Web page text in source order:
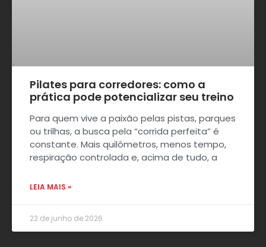
Pilates para corredores: como a
prática pode potencializar seu treino
Para quem vive a paixão pelas pistas, parques
ou trilhas, a busca pela “corrida perfeita” é
constante. Mais quilômetros, menos tempo,
respiração controlada e, acima de tudo, a
LEIA MAIS »
22 de junho de 2026